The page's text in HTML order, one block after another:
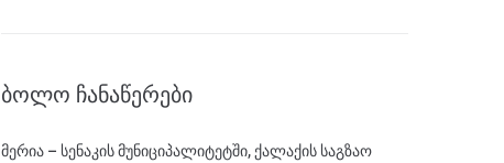
ᲑᲝᲚᲝ ᲩᲐᲜᲐᲬᲔᲠᲔᲑᲘ
მერია – სენაკის მუნიციპალიტეტში, ქალაქის საგზაო